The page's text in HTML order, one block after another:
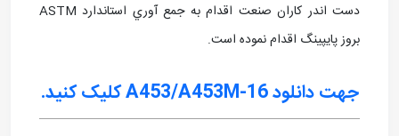
دست اندر کاران صنعت اقدام به جمع آوري استاندارد ASTM
بروز پايپينگ اقدام نموده است.
جهت دانلود A453/A453M-16 کلیک کنید.